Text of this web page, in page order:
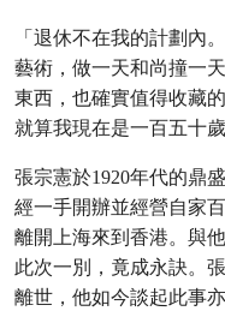
「退休不在我的計劃內
藝術，做一天和尚撞一
東西，也確實值得收藏
就算我現在是一百五十
張宗憲於1920年代的鼎
經一手開辦並經營自家
離開上海來到香港。與
此次一別，竟成永訣。
離世，他如今談起此事